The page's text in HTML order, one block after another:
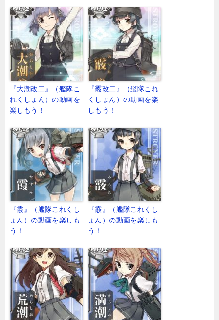
『大潮改二』（艦隊こ
れくしょん）の動画を
楽しもう！
『霰改二』（艦隊これ
くしょん）の動画を楽
しもう！
『霞』（艦隊これくし
ょん）の動画を楽しも
う！
『霰』（艦隊これくし
ょん）の動画を楽しも
う！